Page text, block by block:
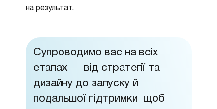
на результат.
Супроводимо вас на всіх
етапах — від стратегії та
дизайну до запуску й
подальшої підтримки, щоб